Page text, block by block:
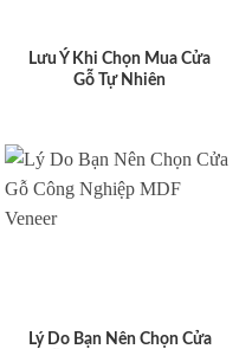
Lưu Ý Khi Chọn Mua Cửa
Gỗ Tự Nhiên
Lý Do Bạn Nên Chọn Cửa